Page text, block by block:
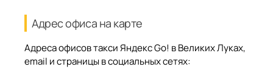
Адрес офиса на карте
Адреса офисов такси Яндекс Go! в Великих Луках,
email и страницы в социальных сетях: